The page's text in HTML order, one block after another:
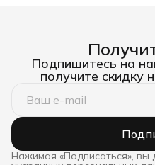
Подпишитесь на
получите скидку
Нажимая «Подписаться», вы